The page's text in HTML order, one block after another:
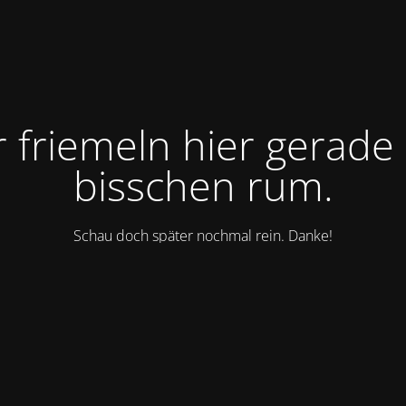
friemeln hier gerade
bisschen rum.
Schau doch später nochmal rein. Danke!